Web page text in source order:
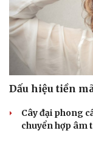
Dấu hiệu tiền
Cây đại phong
chuyển hợp âm